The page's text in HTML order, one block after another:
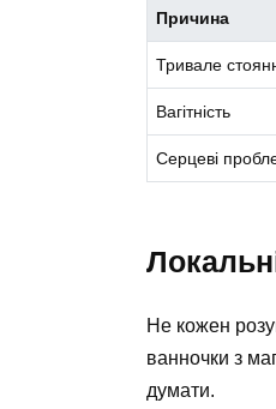
Причина
Тривале
Вагітність
Серцеві
Не кожен
ванночки з
думати.